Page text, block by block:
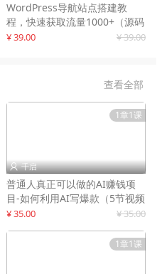
WordPress导航站点搭建教
程，快速获取流量1000+（源码
+教程）
¥ 39.00 ¥ 39.00
查看全部
1章1课
 千启
普通人真正可以做的AI赚钱项
目-如何利用AI写爆款（5节视频
课）
¥ 35.00 ¥ 35.00
1章1课